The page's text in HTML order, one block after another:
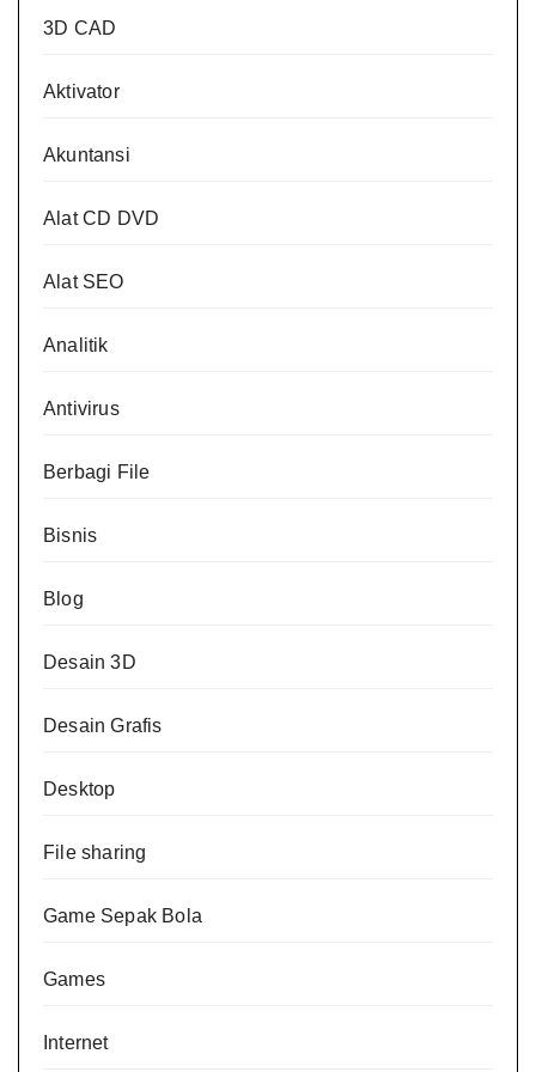
3D CAD
Aktivator
Akuntansi
Alat CD DVD
Alat SEO
Analitik
Antivirus
Berbagi File
Bisnis
Blog
Desain 3D
Desain Grafis
Desktop
File sharing
Game Sepak Bola
Games
Internet